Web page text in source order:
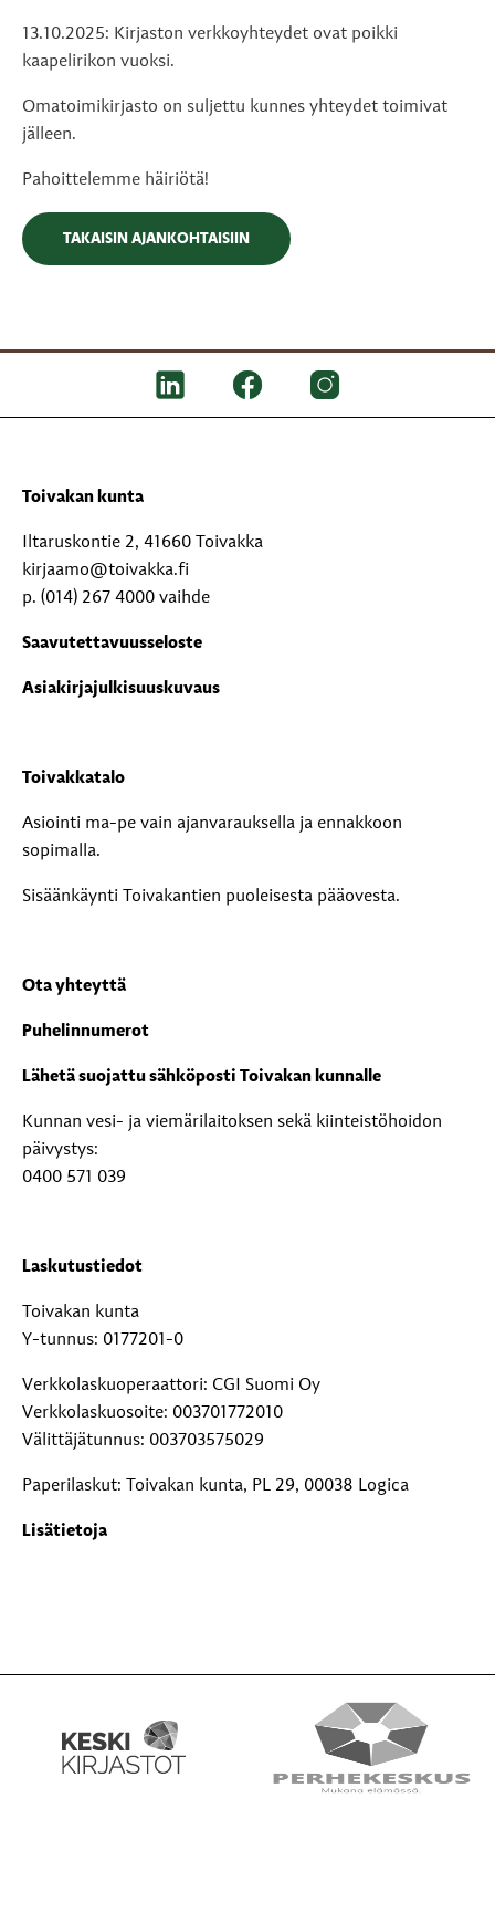
13.10.2025: Kirjaston verkkoyhteydet ovat poikki
kaapelirikon vuoksi.
Omatoimikirjasto on suljettu kunnes yhteydet toimivat
jälleen.
Pahoittelemme häiriötä!
TAKAISIN AJANKOHTAISIIN
Toivakan kunta
Iltaruskontie 2, 41660 Toivakka
kirjaamo@toivakka.fi
p. (014) 267 4000 vaihde
Saavutettavuusseloste
Asiakirjajulkisuuskuvaus
Toivakkatalo
Asiointi ma-pe vain ajanvarauksella ja ennakkoon
sopimalla.
Sisäänkäynti Toivakantien puoleisesta pääovesta.
Ota yhteyttä
Puhelinnumerot
Lähetä suojattu sähköposti Toivakan kunnalle
Kunnan vesi- ja viemärilaitoksen sekä kiinteistöhoidon
päivystys:
0400 571 039
Laskutustiedot
Toivakan kunta
Y-tunnus: 0177201-0
Verkkolaskuoperaattori: CGI Suomi Oy
Verkkolaskuosoite: 003701772010
Välittäjätunnus: 003703575029
Paperilaskut: Toivakan kunta, PL 29, 00038 Logica
Lisätietoja